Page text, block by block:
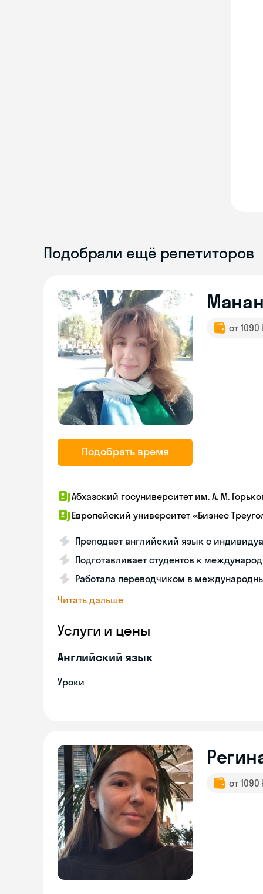
Подобрали ещё репетиторов
Подобрать время
от
Абхазский госуниверситет им. А. М.
Европейский университет «Бизнес
Преподает английский язык с
Подготавливает студентов к
Работала переводчиком в
Читать дальше
Услуги и цены
Английский язык
Уроки
от